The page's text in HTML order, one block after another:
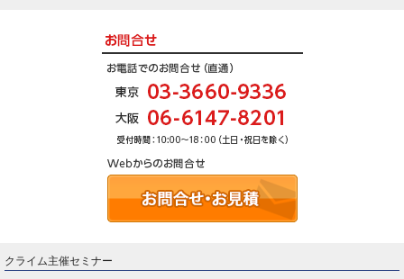
クライム主催セミナー